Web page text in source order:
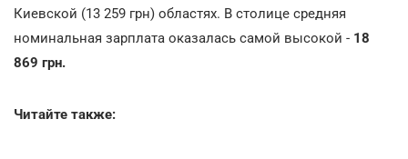
Киевской (13 259 грн) областях. В столице средняя
номинальная зарплата оказалась самой высокой - 18
869 грн.
Читайте также: